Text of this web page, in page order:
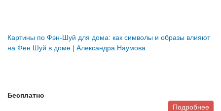
Картины по Фэн-Шуй для дома: как символы и образы влияют
на Фен Шуй в доме | Александра Наумова
Бесплатно
Подробнее